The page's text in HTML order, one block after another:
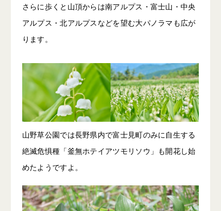
さらに歩くと山頂からは南アルプス・富士山・中央
アルプス・北アルプスなどを望む大パノラマも広が
ります。
山野草公園では長野県内で富士見町のみに自生する
絶滅危惧種「釜無ホテイアツモリソウ」も開花し始
めたようですよ。